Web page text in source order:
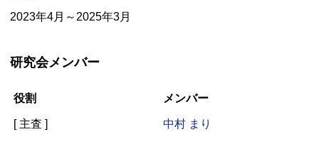
2023年4月～2025年3月
研究会メンバー
役割 メンバー
[ 主査 ] 中村 まり